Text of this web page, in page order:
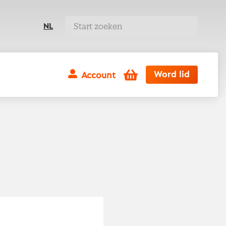
NL
Account Winkelwagen
Word lid